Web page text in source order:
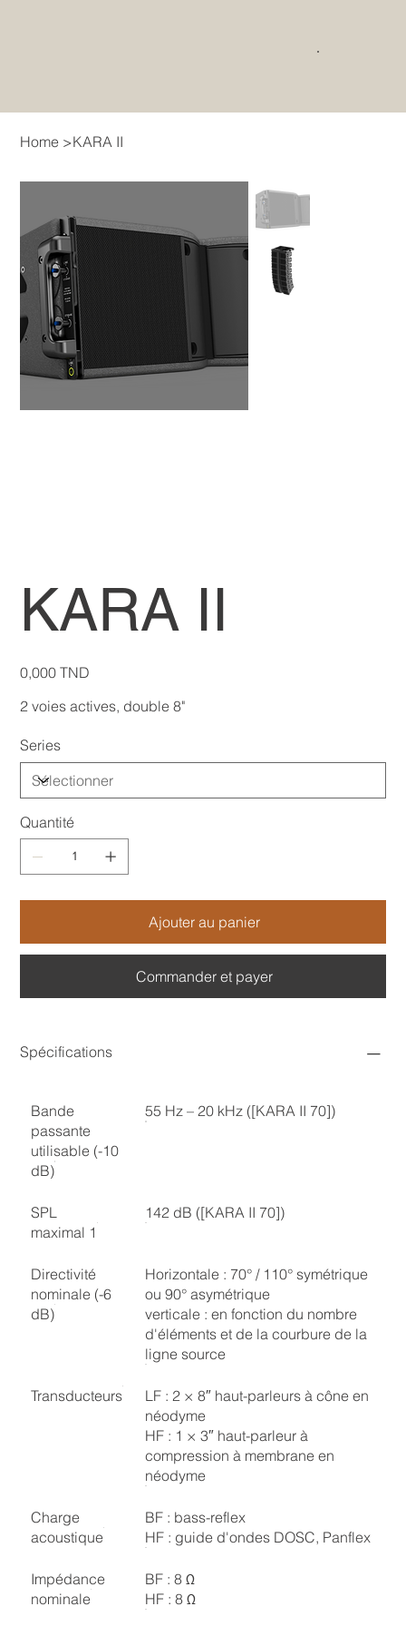
Home >KARA II
KARA II
Prix
0,000 TND
2 voies actives, double 8"
Series
Quantité
Ajouter au panier
Commander et payer
Spécifications
Bande
passante
utilisable (-10
dB)
55 Hz – 20 kHz ([KARA II 70])
SPL
maximal 1
142 dB ([KARA II 70])
Directivité
nominale (-6
dB)
Horizontale : 70° / 110° symétrique
ou 90° asymétrique
verticale : en fonction du nombre
d'éléments et de la courbure de la
ligne source
Transducteurs
LF : 2 × 8″ haut-parleurs à cône en
néodyme
HF : 1 × 3″ haut-parleur à
compression à membrane en
néodyme
Charge
acoustique
BF : bass-reflex
HF : guide d'ondes DOSC, Panflex
Impédance
nominale
BF : 8 Ω
HF : 8 Ω